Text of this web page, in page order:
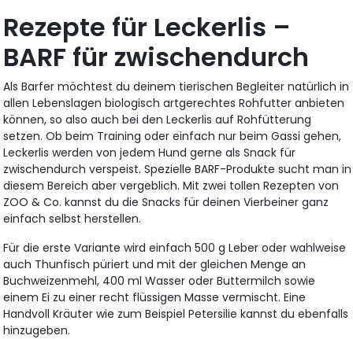
Rezepte für Leckerlis –
BARF für zwischendurch
Als Barfer möchtest du deinem tierischen Begleiter natürlich in
allen Lebenslagen biologisch artgerechtes Rohfutter anbieten
können, so also auch bei den Leckerlis auf Rohfütterung
setzen. Ob beim Training oder einfach nur beim Gassi gehen,
Leckerlis werden von jedem Hund gerne als Snack für
zwischendurch verspeist. Spezielle BARF-Produkte sucht man in
diesem Bereich aber vergeblich. Mit zwei tollen Rezepten von
ZOO & Co. kannst du die Snacks für deinen Vierbeiner ganz
einfach selbst herstellen.
Für die erste Variante wird einfach 500 g Leber oder wahlweise
auch Thunfisch püriert und mit der gleichen Menge an
Buchweizenmehl, 400 ml Wasser oder Buttermilch sowie
einem Ei zu einer recht flüssigen Masse vermischt. Eine
Handvoll Kräuter wie zum Beispiel Petersilie kannst du ebenfalls
hinzugeben.